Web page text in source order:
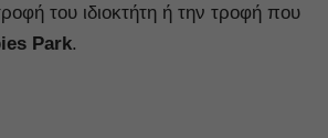
του ιδιοκτήτη ή την τροφή που
Park.